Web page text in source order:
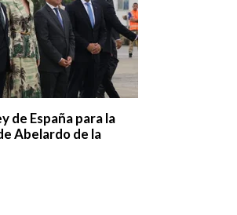
de España para la
Abelardo de la